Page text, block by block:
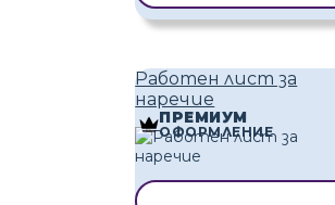
Работен лист за
наречие
ПРЕМИУМ
ОФОРМЛЕНИЕ